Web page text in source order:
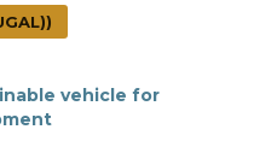
vehicle for